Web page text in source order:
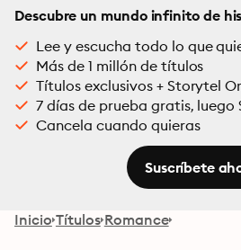
Descubre un mundo infinito de
Lee y escucha todo lo que
Más de 1 millón de títulos
Títulos exclusivos + Storytel
7 días de prueba gratis, luego
Cancela cuando quieras
Suscríbete
Inicio Títulos Romance